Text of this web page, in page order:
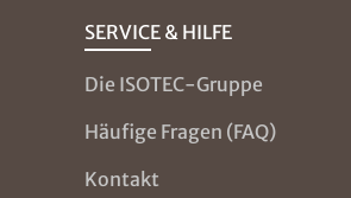
SERVICE & HILFE
Die ISOTEC-Gruppe
Häufige Fragen (FAQ)
Kontakt